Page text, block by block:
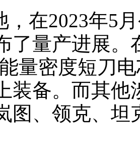
，在2023年5
了量产进展。
量密度短刀
装备。而其他
图、领克、